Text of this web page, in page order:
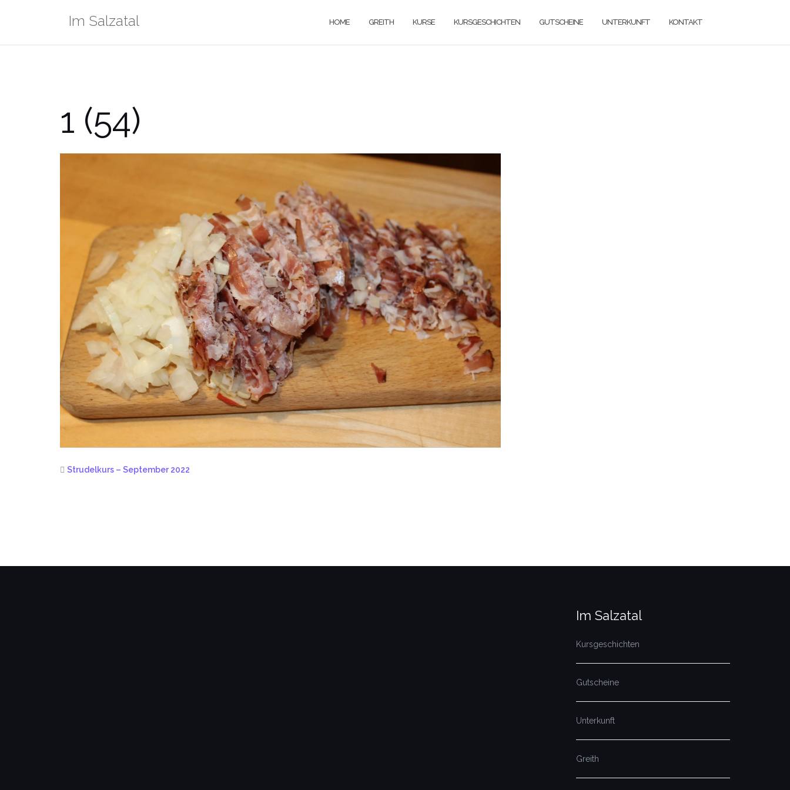
Im Salzatal HOME GREITH KURSE KURSGESCHICHTEN GUTSCHEINE UNTERKUNFT KONTAKT
1 (54)
Strudelkurs – September 2022
Im Salzatal
Kursgeschichten
Gutscheine
Unterkunft
Greith